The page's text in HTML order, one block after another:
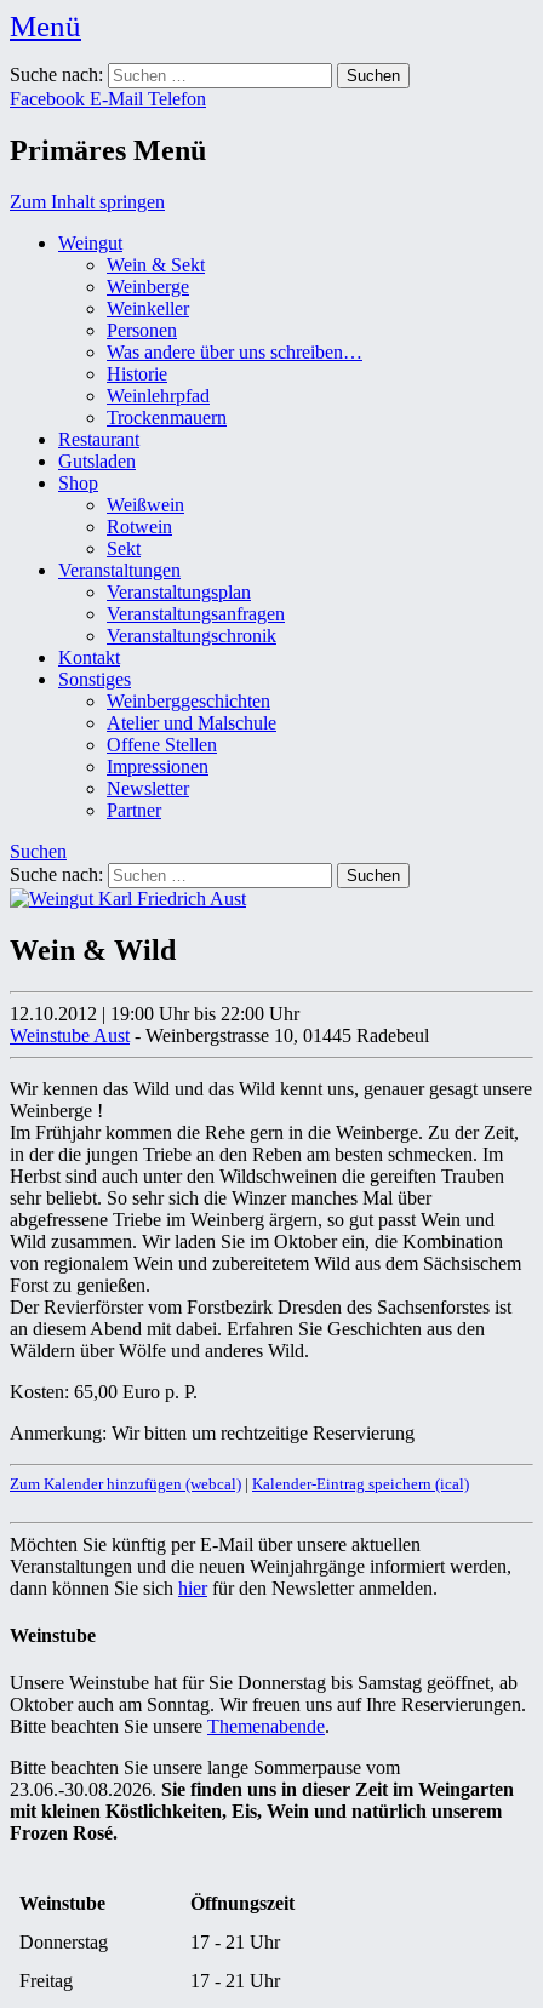
Menü
Weingut Karl Friedrich Aust
Das Weingut im Herzen der Radebeuler Oberlößnitz
Suche nach:
Facebook E-Mail Telefon
Primäres Menü
Zum Inhalt springen
Weingut
Wein & Sekt
Weinberge
Weinkeller
Personen
Was andere über uns schreiben…
Historie
Weinlehrpfad
Trockenmauern
Restaurant
Gutsladen
Shop
Weißwein
Rotwein
Sekt
Veranstaltungen
Veranstaltungsplan
Veranstaltungsanfragen
Veranstaltungschronik
Kontakt
Sonstiges
Weinberggeschichten
Atelier und Malschule
Offene Stellen
Impressionen
Newsletter
Partner
Suchen
Suche nach:
Wein & Wild
12.10.2012 | 19:00 Uhr bis 22:00 Uhr
Weinstube Aust - Weinbergstrasse 10, 01445 Radebeul
Wir kennen das Wild und das Wild kennt uns, genauer gesagt unsere
Weinberge !
Im Frühjahr kommen die Rehe gern in die Weinberge. Zu der Zeit,
in der die jungen Triebe an den Reben am besten schmecken. Im
Herbst sind auch unter den Wildschweinen die gereiften Trauben
sehr beliebt. So sehr sich die Winzer manches Mal über
abgefressene Triebe im Weinberg ärgern, so gut passt Wein und
Wild zusammen. Wir laden Sie im Oktober ein, die Kombination
von regionalem Wein und zubereitetem Wild aus dem Sächsischem
Forst zu genießen.
Der Revierförster vom Forstbezirk Dresden des Sachsenforstes ist
an diesem Abend mit dabei. Erfahren Sie Geschichten aus den
Wäldern über Wölfe und anderes Wild.
Kosten: 65,00 Euro p. P.
Anmerkung: Wir bitten um rechtzeitige Reservierung
Zum Kalender hinzufügen (webcal) | Kalender-Eintrag speichern (ical)
Möchten Sie künftig per E-Mail über unsere aktuellen
Veranstaltungen und die neuen Weinjahrgänge informiert werden,
dann können Sie sich hierfür den Newsletter anmelden.
Weinstube
Unsere Weinstube hat für Sie Donnerstag bis Samstag geöffnet, ab
Oktober auch am Sonntag. Wir freuen uns auf Ihre Reservierungen.
Bitte beachten Sie unsere Themenabende.
Bitte beachten Sie unsere lange Sommerpause vom
23.06.-30.08.2026. Sie finden uns in dieser Zeit im Weingarten
mit kleinen Köstlichkeiten, Eis, Wein und natürlich unserem
Frozen Rosé.
Weinstube
Öffnungszeit
Donnerstag
17 - 21 Uhr
Freitag
17 - 21 Uhr